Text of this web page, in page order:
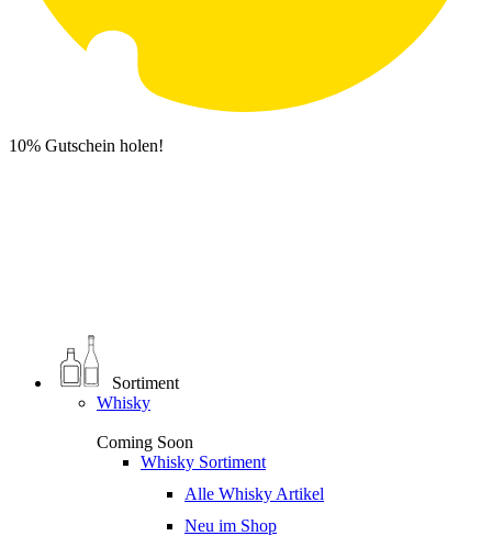
10% Gutschein holen!
Sortiment
Whisky
Coming Soon
Whisky Sortiment
Alle Whisky Artikel
Neu im Shop